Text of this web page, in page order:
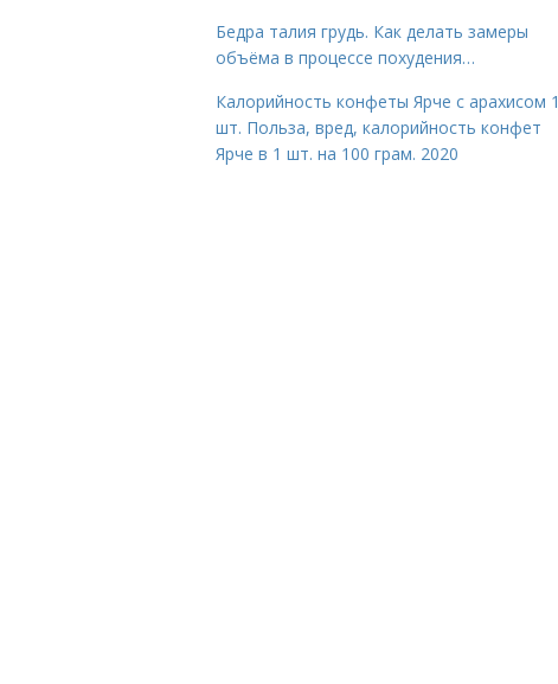
Бедра талия грудь. Как делать замеры
объёма в процессе похудения…
Калорийность конфеты Ярче с арахисом 1
шт. Польза, вред, калорийность конфет
Ярче в 1 шт. на 100 грам. 2020